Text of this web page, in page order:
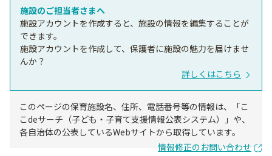
施設のご担当者さまへ
施設アカウントを作成すると、施設の情報を編集することが
できます。
施設アカウントを作成して、保護者に施設の魅力を届けませ
んか？
詳しくはこちら
このページの保育施設名、住所、電話番号等の情報は、「こ
こdeサーチ（子ども・子育て支援情報公表システム）」や、
各自治体の公表しているWebサイトから取得しています。
情報修正のお問い合わせ